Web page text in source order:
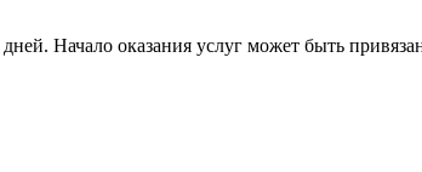
Начало оказания услуг может быть